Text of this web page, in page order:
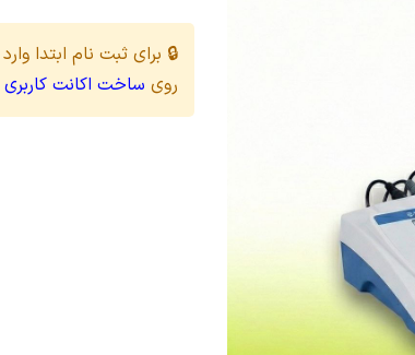
🔒 برای ثبت نام ابتدا وارد
روی ساخت اکانت کاربری